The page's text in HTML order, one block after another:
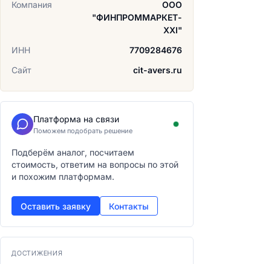
Компания
ООО
"ФИНПРОММАРКЕТ-
XXI"
ИНН
7709284676
Сайт
cit-avers.ru
Платформа на связи
Поможем подобрать решение
Подберём аналог, посчитаем
стоимость, ответим на вопросы по этой
и похожим платформам.
Оставить заявку Контакты
ДОСТИЖЕНИЯ